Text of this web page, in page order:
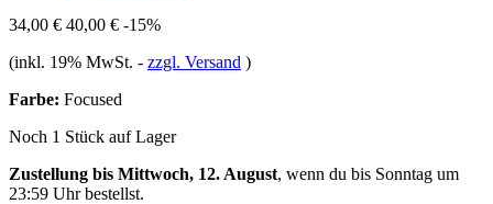
34,00 € 40,00 € -15%
(inkl. 19% MwSt. - zzgl. Versand )
Farbe: Focused
Noch 1 Stück auf Lager
Zustellung bis Mittwoch, 12. August, wenn du bis Sonntag um
23:59 Uhrbestellst.